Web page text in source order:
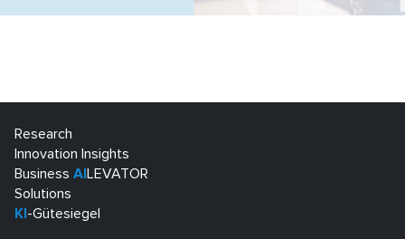
Research
Innovation Insights
Business AI LEVATOR
Solutions
KI -Gütesiegel